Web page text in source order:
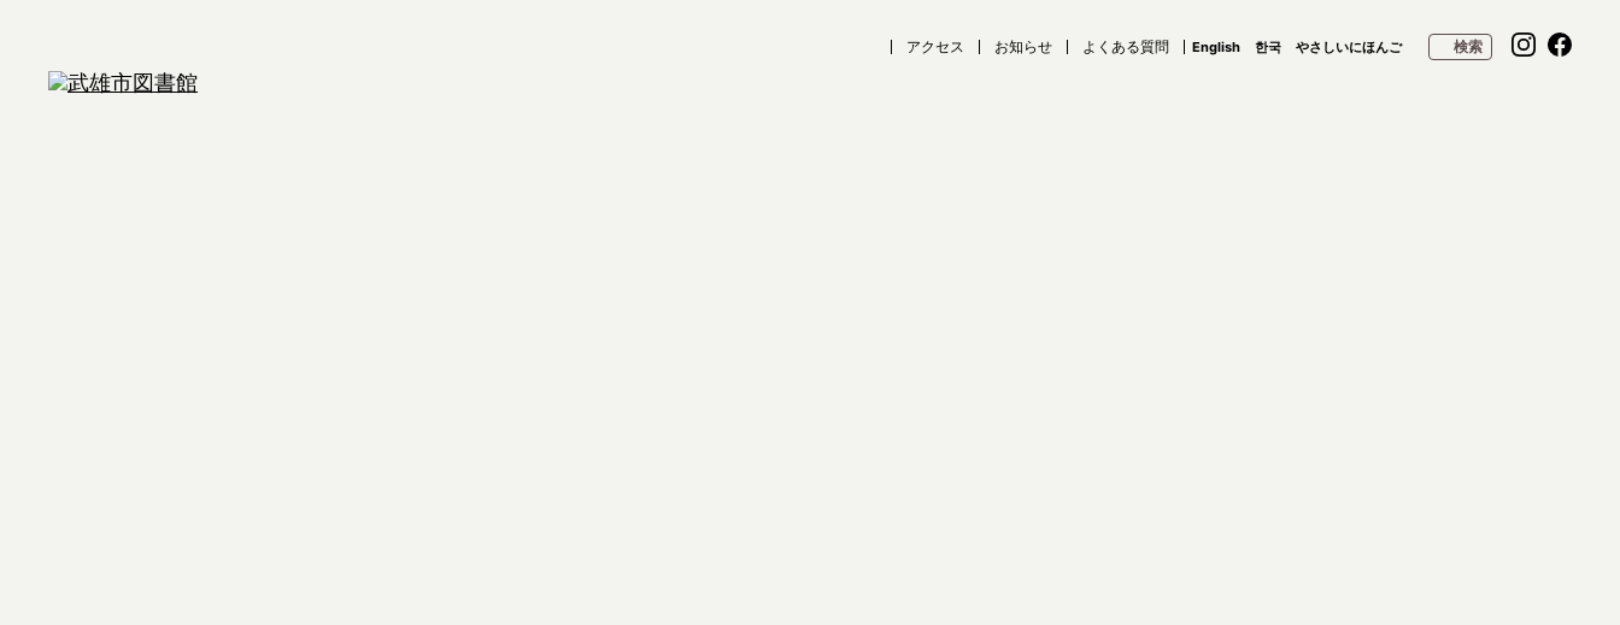
アクセス お知らせ よくある質問 English 한국 やさしいにほんご 検索